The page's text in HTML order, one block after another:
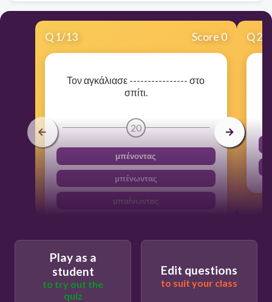
Q 1/13 Score 0
Τον αγκάλιασε ---------------- στο
σπίτι.
20
μπένοντας
μπένωντας
μπαίνωντας
Q2
Play as a
student
to try out the
quiz
Edit questions
to suit your class